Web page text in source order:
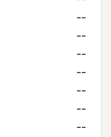
--
--
--
--
--
--
--